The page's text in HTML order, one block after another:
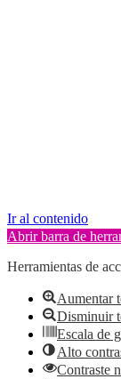
Ir al contenido
Abrir barra de
Herramientas de
Aumentar
Disminuir
Escala de
Alto
Contraste